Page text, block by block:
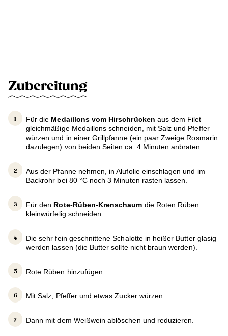
Zubereitung
Für die Medaillons vom Hirschrücken aus dem Filet
gleichmäßige Medaillons schneiden, mit Salz und Pfeffer
würzen und in einer Grillpfanne (ein paar Zweige Rosmarin
dazulegen) von beiden Seiten ca. 4 Minuten anbraten.
Aus der Pfanne nehmen, in Alufolie einschlagen und im
Backrohr bei 80 °C noch 3 Minuten rasten lassen.
Für den Rote-Rüben-Krenschaum die Roten Rüben
kleinwürfelig schneiden.
Die sehr fein geschnittene Schalotte in heißer Butter glasig
werden lassen (die Butter sollte nicht braun werden).
Rote Rüben hinzufügen.
Mit Salz, Pfeffer und etwas Zucker würzen.
Dann mit dem Weißwein ablöschen und reduzieren.